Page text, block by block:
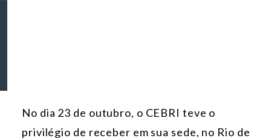
No dia 23 de outubro, o CEBRI teve o
privilégio de receber em sua sede, no Rio de